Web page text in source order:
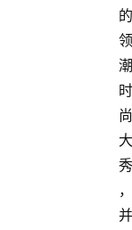
的
领
潮
时
尚
大
秀
，
并